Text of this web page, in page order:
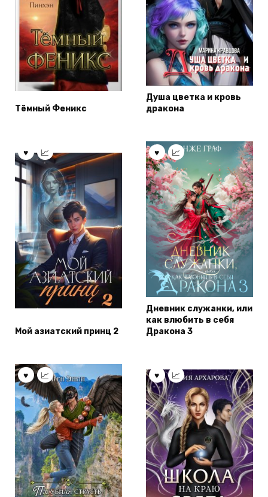
Тёмный Феникс
Душа цветка и кровь
дракона
Мой азиатский принц 2
Дневник служанки, или
как влюбить в себя
Дракона 3